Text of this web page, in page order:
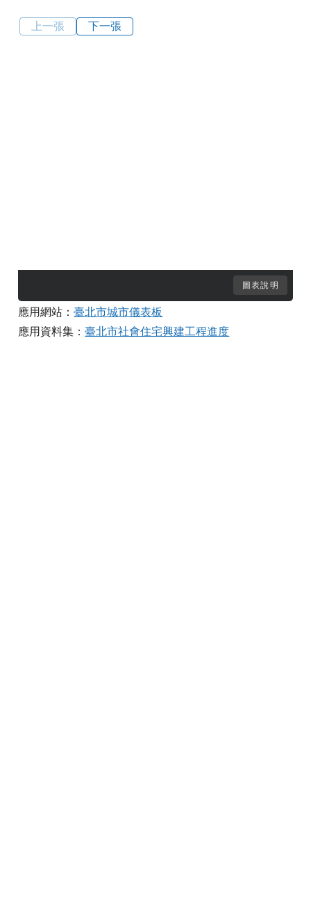
上一張 下一張
圖表說明
應用網站：臺北市城市儀表板
應用資料集：臺北市社會住宅興建工程進度